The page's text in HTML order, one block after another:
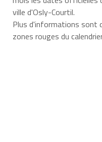
ville d'Osly-Courtil.
Plus d'informations sont
zones rouges du